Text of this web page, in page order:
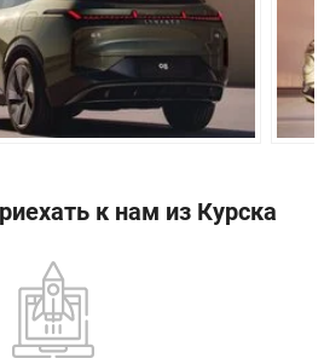
к нам из Курска